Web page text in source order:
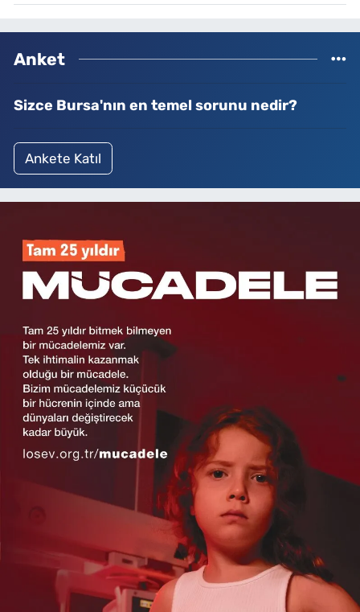
Anket
Sizce Bursa'nın en temel sorunu nedir?
Ankete Katıl